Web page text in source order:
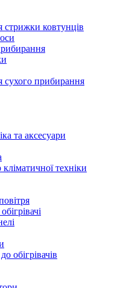
ковтунців
сухого прибирання
та аксесуари
техніки
обігрівачів